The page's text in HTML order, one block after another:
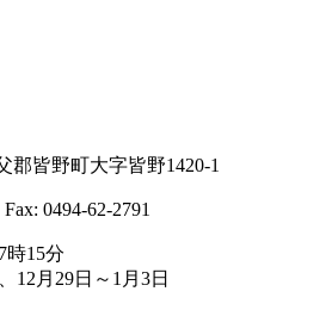
郡皆野町大字皆野1420-1
0494-62-2791
時15分
12月29日～1月3日